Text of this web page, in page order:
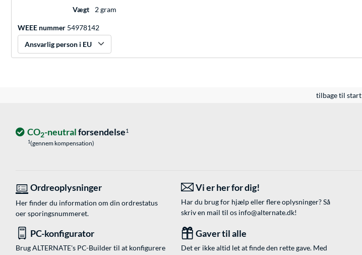
Vægt
2 gram
WEEE nummer 54978142
Ansvarlig person i EU
tilbage til start
CO2-neutralforsendelse1
1(gennem kompensation)
Ordreoplysninger
Her finder du information om din ordrestatus
oer sporingsnummeret.
Vi er her for dig!
Har du brug for hjælp eller flere oplysninger? Så
skriv en mail til os info@alternate.dk!
PC-konfigurator
Brug ALTERNATE's PC-Builder til at konfigurere
Gaver til alle
Det er ikke altid let at finde den rette gave. Med